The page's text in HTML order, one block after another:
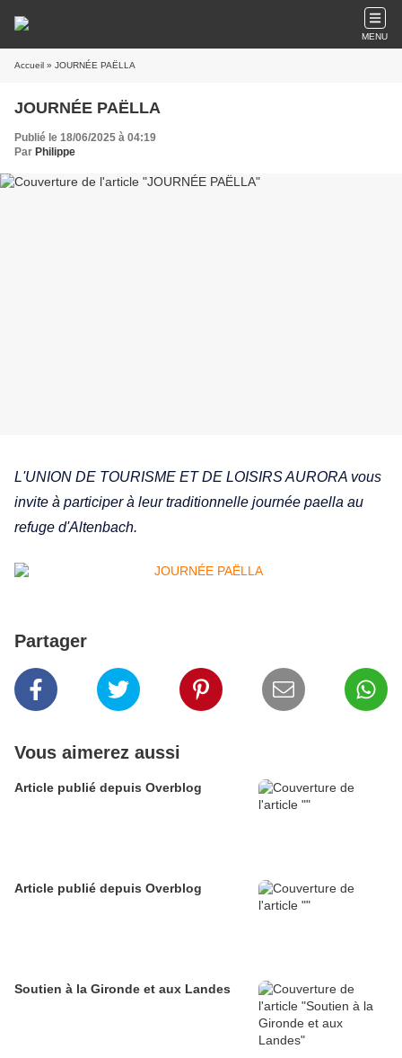
MENU
Accueil » JOURNÉE PAËLLA
JOURNÉE PAËLLA
Publié le 18/06/2025 à 04:19
Par Philippe
L'UNION DE TOURISME ET DE LOISIRS AURORA vous
invite à participer à leur traditionnelle journée paella au
refuge d'Altenbach.
Partager
Vous aimerez aussi
Article publié depuis Overblog
Article publié depuis Overblog
Soutien à la Gironde et aux Landes